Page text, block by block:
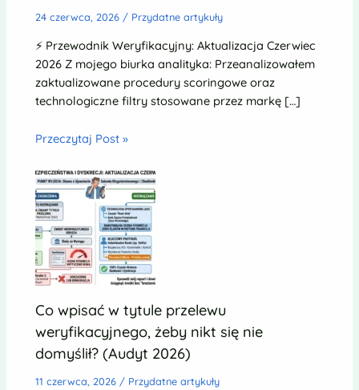
24 czerwca, 2026 / Przydatne artykuły
⚡ Przewodnik Weryfikacyjny: Aktualizacja Czerwiec
2026 Z mojego biurka analityka: Przeanalizowałem
zaktualizowane procedury scoringowe oraz
technologiczne filtry stosowane przez markę […]
Przeczytaj Post »
Co wpisać w tytule przelewu
weryfikacyjnego, żeby nikt się nie
domyślił? (Audyt 2026)
11 czerwca, 2026 / Przydatne artykuły